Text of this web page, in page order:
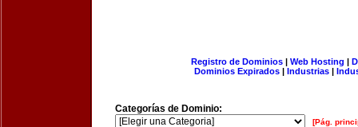
Registro de Dominios| Web Hosting |
Dominios Expirados | Industrias |
Categorías de Dominio:
[Pág.